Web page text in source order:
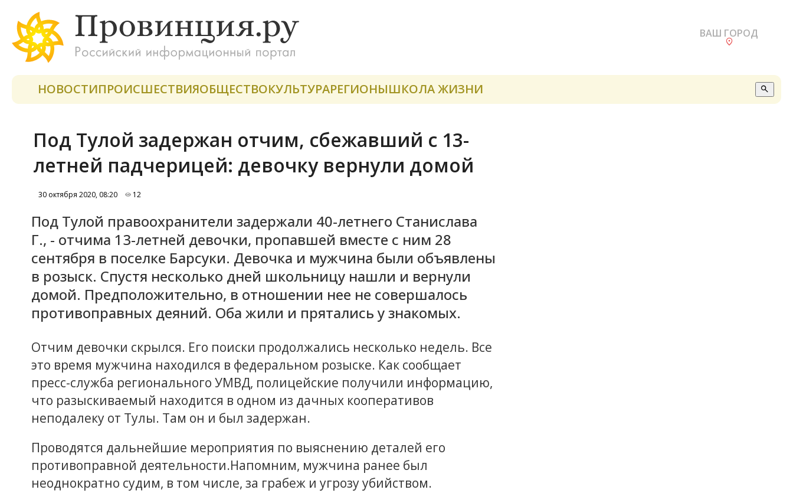
ВАШ ГОРОД
НОВОСТИПРОИСШЕСТВИЯОБЩЕСТВОКУЛЬТУРАРЕГИОНЫШКОЛА ЖИЗНИ
Под Тулой задержан отчим, сбежавший с 13-
летней падчерицей: девочку вернули домой
30 октября 2020, 08:20 12
Под Тулой правоохранители задержали 40-летнего Станислава
Г., - отчима 13-летней девочки, пропавшей вместе с ним 28
сентября в поселке Барсуки. Девочка и мужчина были объявлены
в розыск. Спустя несколько дней школьницу нашли и вернули
домой. Предположительно, в отношении нее не совершалось
противоправных деяний. Оба жили и прятались у знакомых.
Отчим девочки скрылся. Его поиски продолжались несколько недель. Все
это время мужчина находился в федеральном розыске. Как сообщает
пресс-служба регионального УМВД, полицейские получили информацию,
что разыскиваемый находится в одном из дачных кооперативов
неподалеку от Тулы. Там он и был задержан.
Проводятся дальнейшие мероприятия по выяснению деталей его
противоправной деятельности.Напомним, мужчина ранее был
неоднократно судим, в том числе, за грабеж и угрозу убийством.